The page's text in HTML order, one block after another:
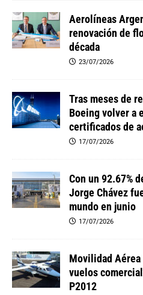
Aerolíneas
renovación de
década
23/07/2026
Tras meses de
Boeing volver a
certificados de
17/07/2026
Con un 92.67%
Jorge Chávez
mundo en junio
17/07/2026
Movilidad Aérea
vuelos
P2012